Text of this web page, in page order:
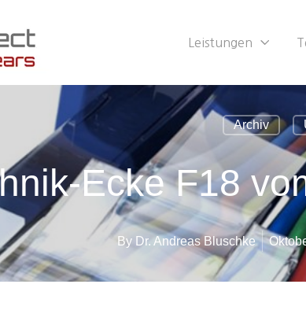
Leistungen
Archiv
Ecke F18
By Dr. Andreas Bluschke